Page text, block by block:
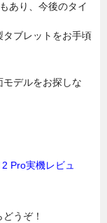
あり、今後のタイ
ブレットをお手頃
デルをお探しな
Pro実機レビュ
うぞ！